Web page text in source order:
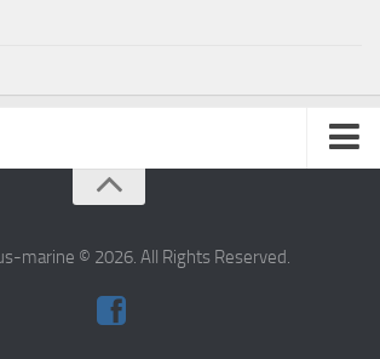
marine © 2026. All Rights Reserved.